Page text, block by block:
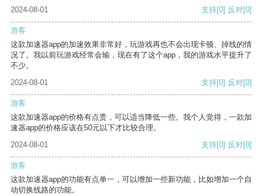
2024-08-01
支持[0] 反对[0]
游客
这款加速器app的加速效果非常好，玩游戏再也不会出现卡顿、掉线的情
况了。我以前玩游戏经常会输，现在有了这个app，我的游戏水平提升了
不少。
2024-08-01
支持[0] 反对[0]
游客
这款加速器app的价格有点贵，可以适当降低一些。我个人觉得，一款加
速器app的价格应该在50元以下才比较合理。
2024-08-01
支持[0] 反对[0]
游客
这款加速器app的功能有点单一，可以增加一些新功能，比如增加一个自
动切换线路的功能。